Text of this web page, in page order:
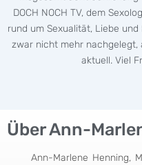
DOCH NOCH TV, dem
rund um Sexualität, Liebe
zwar nicht mehr
aktuell. Viel
Über Ann-
Ann-Marlene Henning,